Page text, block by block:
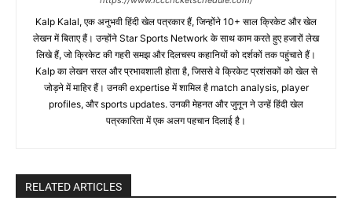
Kalp Kalal, एक अनुभवी हिंदी खेल पत्रकार हैं, जिन्होंने 10+ साल क्रिकेट और खेल
लेखन में बिताए हैं। उन्होंने Star Sports Network के साथ काम करते हुए हजारों लेख
लिखे हैं, जो क्रिकेट की गहरी समझ और दिलचस्प कहानियों को दर्शकों तक पहुंचाते हैं।
Kalp का लेखन सरल और प्रभावशाली होता है, जिससे वे क्रिकेट प्रशंसकों को खेल से
जोड़ने में माहिर हैं। उनकी expertise में शामिल है match analysis, player
profiles, और sports updates. उनकी मेहनत और जुनून ने उन्हें हिंदी खेल
पत्रकारिता में एक अलग पहचान दिलाई है।
RELATED ARTICLES